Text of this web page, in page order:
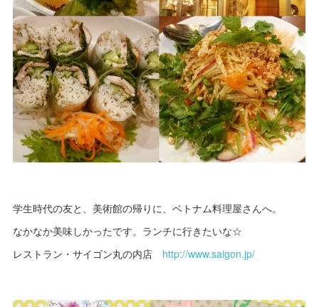
学生時代の友と、美術館の帰りに、ベトナム料理屋さんへ。
なかなか美味しかったです。ランチに行きたいな☆
レストラン・サイゴン丸の内店 http://www.saigon.jp/